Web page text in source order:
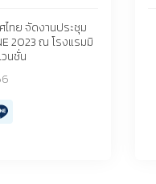
ไทย จัดงานประชุม
2023 ณ โรงแรมมิ
นชั่น